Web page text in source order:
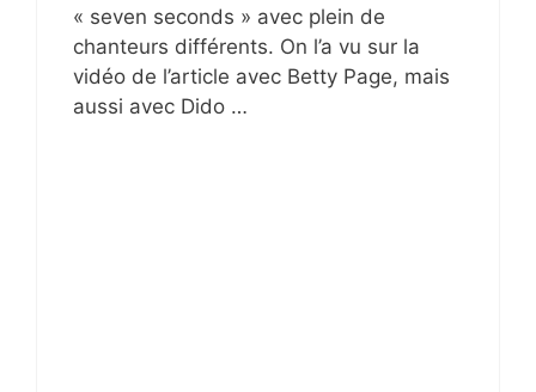
« seven seconds » avec plein de
chanteurs différents. On l’a vu sur la
vidéo de l’article avec Betty Page, mais
aussi avec Dido …